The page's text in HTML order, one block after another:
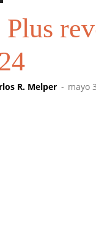
Plus
R. Melper - mayo